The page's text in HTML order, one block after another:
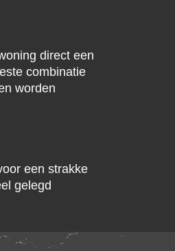
direct een
combinatie
worden
een strakke
gelegd